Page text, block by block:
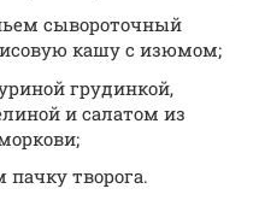
сывороточный
кашу с изюмом;
грудинкой,
и салатом из
творога.